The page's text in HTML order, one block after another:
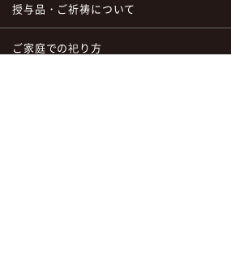
授与品・ご祈祷について
ご家庭での祀り方